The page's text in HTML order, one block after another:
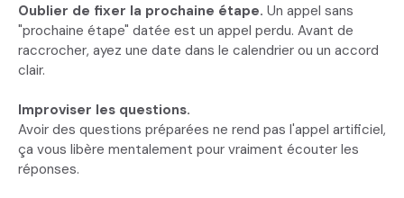
Oublier de fixer la prochaine étape. Un appel sans
"prochaine étape" datée est un appel perdu. Avant de
raccrocher, ayez une date dans le calendrier ou un accord
clair.
Improviser les questions.
Avoir des questions préparées ne rend pas l'appel artificiel,
ça vous libère mentalement pour vraiment écouter les
réponses.